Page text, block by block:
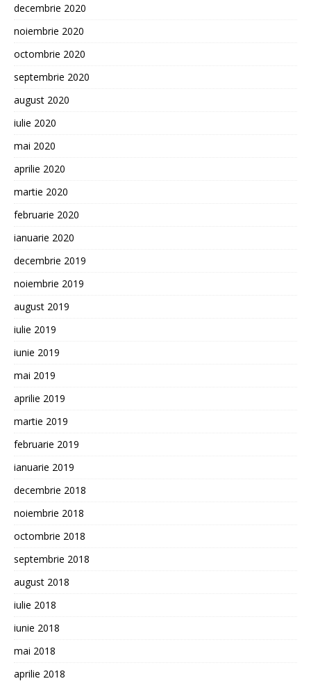
decembrie 2020
noiembrie 2020
octombrie 2020
septembrie 2020
august 2020
iulie 2020
mai 2020
aprilie 2020
martie 2020
februarie 2020
ianuarie 2020
decembrie 2019
noiembrie 2019
august 2019
iulie 2019
iunie 2019
mai 2019
aprilie 2019
martie 2019
februarie 2019
ianuarie 2019
decembrie 2018
noiembrie 2018
octombrie 2018
septembrie 2018
august 2018
iulie 2018
iunie 2018
mai 2018
aprilie 2018